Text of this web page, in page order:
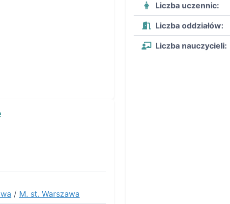
/ M. st. Warszawa
Liczba uczennic:
Liczba oddziałów:
Liczba nauczycieli: